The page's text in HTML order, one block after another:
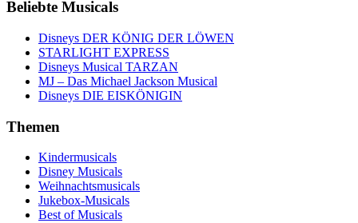
Beliebte Musicals
Disneys DER KÖNIG DER LÖWEN
STARLIGHT EXPRESS
Disneys Musical TARZAN
MJ – Das Michael Jackson Musical
Disneys DIE EISKÖNIGIN
Themen
Kindermusicals
Disney Musicals
Weihnachtsmusicals
Jukebox-Musicals
Best of Musicals